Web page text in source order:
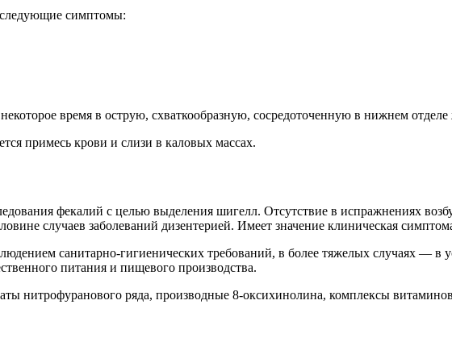
симптомы:
время в острую, схваткообразную, сосредоточенную в нижнем
примесь крови и слизи в каловых массах.
фекалий с целью выделения шигелл. Отсутствие в испражнениях
случаев заболеваний дизентерией. Имеет значение клиническая
санитарно-гигиенических требований, в более тяжелых случаях — в
питания и пищевого производства.
нитрофуранового ряда, производные 8-оксихинолина, комплексы